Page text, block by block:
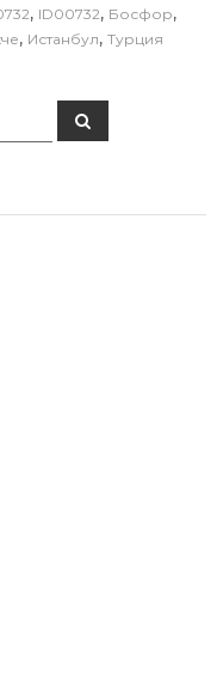
, ID00732, Босфор,
, Истанбул, Турция
S
e